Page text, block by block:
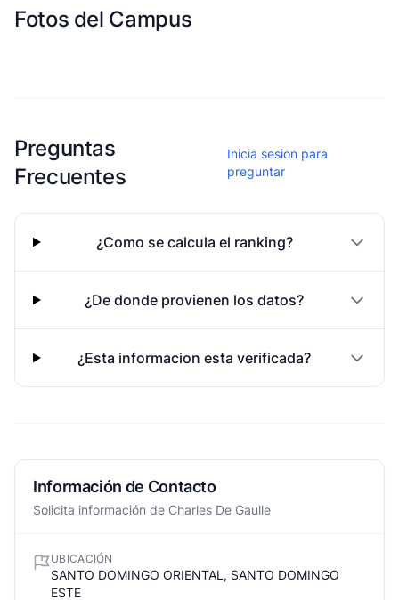
Fotos del Campus
Preguntas
Frecuentes
Inicia sesion para
preguntar
¿Como se calcula el ranking?
¿De donde provienen los datos?
¿Esta informacion esta verificada?
Información de Contacto
Solicita información de Charles De Gaulle
UBICACIÓN
SANTO DOMINGO ORIENTAL, SANTO DOMINGO
ESTE